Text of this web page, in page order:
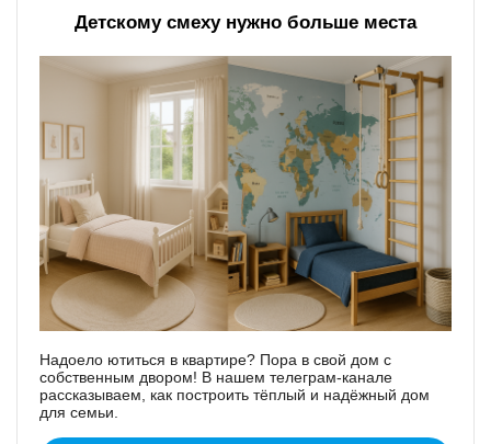
Детскому смеху нужно больше места
Надоело ютиться в квартире? Пора в свой дом с
собственным двором! В нашем телеграм-канале
рассказываем, как построить тёплый и надёжный дом
для семьи.